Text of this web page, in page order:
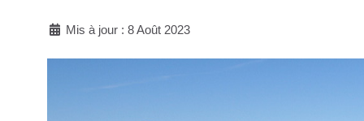
Mis à jour : 8 Août 2023